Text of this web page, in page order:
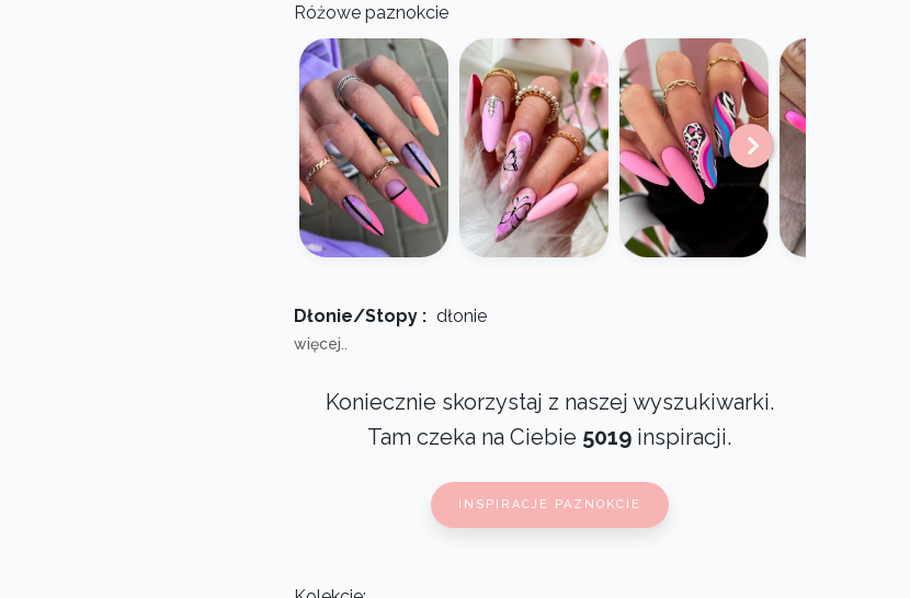
Różowe paznokcie
Dłonie/Stopy : dłonie
więcej..
Koniecznie skorzystaj z naszej wyszukiwarki.
Tam czeka na Ciebie 5019 inspiracji.
INSPIRACJE PAZNOKCIE